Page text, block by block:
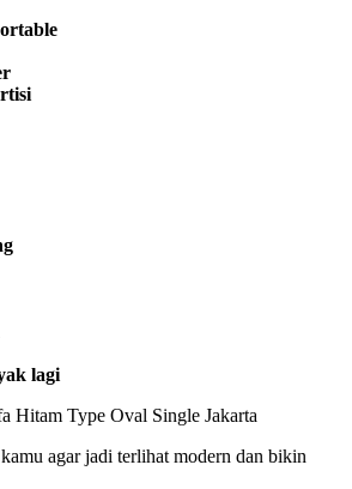
lagi
agar jadi terlihat modern dan bikin